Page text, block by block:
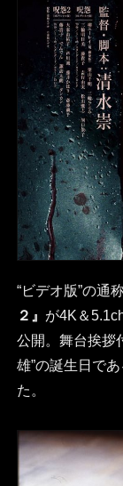
“ビデオ版”の通
２』 が4K＆
公開。舞台挨拶
雄”の誕生日で
た。